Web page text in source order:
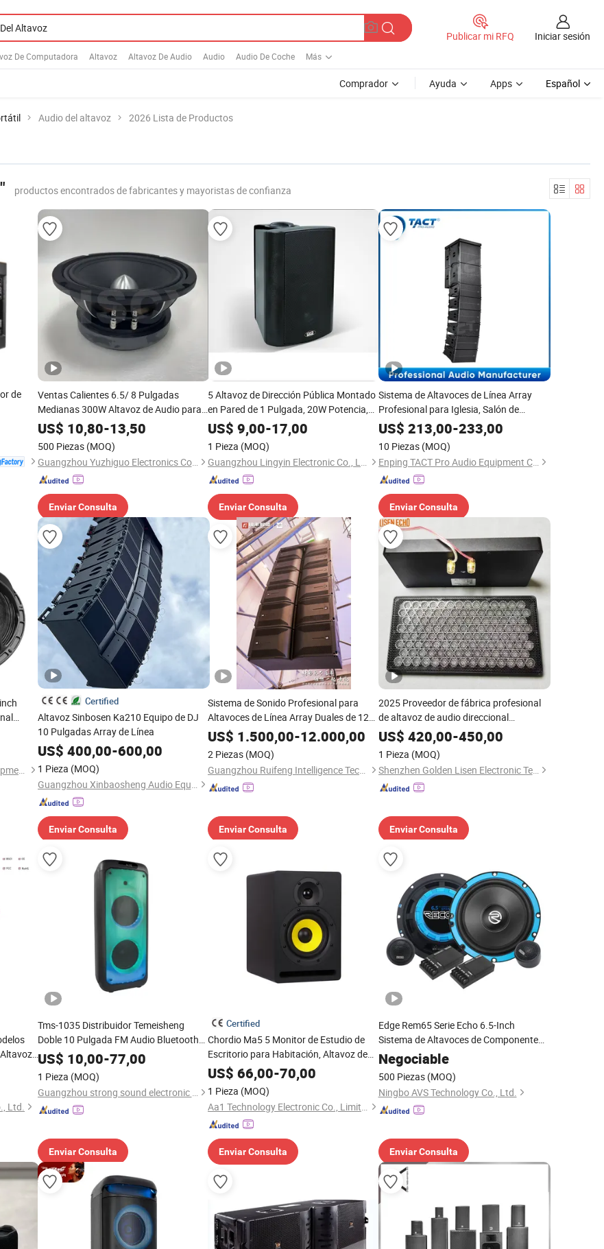
De Computadora Altavoz Altavoz De Audio Audio Audio De Coche Más
Publicar mi RFQ Iniciar sesión
Comprador Ayuda Apps Español
Audio del altavoz 2026 Lista de Productos
productos encontrados de fabricantes y mayoristas de confianza
de
Ventas Calientes 6.5/ 8 Pulgadas
Medianas 300W Altavoz de Audio para
Automóvil Altavoz de Bala de Aluminio
US$ 10,80-13,50
500 Piezas (MOQ)
Guangzhou Yuzhiguo Electronics Co., Ltd.
Enviar Consulta
5 Altavoz de Dirección Pública Montado
en Pared de 1 Pulgada, 20W Potencia,
Ideal para Mayoristas de Audio
Comercial
US$ 9,00-17,00
1 Pieza (MOQ)
Guangzhou Lingyin Electronic Co., Ltd.
Enviar Consulta
Sistema de Altavoces de Línea Array
Profesional para Iglesia, Salón de
Conferencias Tq206
US$ 213,00-233,00
10 Piezas (MOQ)
Enping TACT Pro Audio Equipment Co.,Ltd.
Enviar Consulta
Meirui (Guangdong) Audio Equipment Co., Ltd.
Certified
Altavoz Sinbosen Ka210 Equipo de DJ
10 Pulgadas Array de Línea
US$ 400,00-600,00
1 Pieza (MOQ)
Guangzhou Xinbaosheng Audio Equipment Co., Ltd.
Enviar Consulta
Sistema de Sonido Profesional para
Altavoces de Línea Array Duales de 12
Pulgadas para Uso en Interiores y
Exteriores
US$ 1.500,00-12.000,00
2 Piezas (MOQ)
Guangzhou Ruifeng Intelligence Technology Co., Ltd
Enviar Consulta
2025 Proveedor de fábrica profesional
de altavoz de audio direccional
ultrasónico con sensor infrarrojo para
museos
US$ 420,00-450,00
1 Pieza (MOQ)
Shenzhen Golden Lisen Electronic Tech. Co., Ltd.
Enviar Consulta
Ltd.
Tms-1035 Distribuidor Temeisheng
Doble 10 Pulgada FM Audio Bluetooth
DJ a-Like Altavoz Portátil para Fiesta
US$ 10,00-77,00
1 Pieza (MOQ)
Guangzhou strong sound electronic equipment Co., Ltd
Enviar Consulta
Certified
Chordio Ma5 5 Monitor de Estudio de
Escritorio para Habitación, Altavoz de
Sonido para Audio en Casa
US$ 66,00-70,00
1 Pieza (MOQ)
Aa1 Technology Electronic Co., Limited
Enviar Consulta
Edge Rem65 Serie Echo 6.5-Inch
Sistema de Altavoces de Componente
para Automóvil
Negociable
500 Piezas (MOQ)
Ningbo AVS Technology Co., Ltd.
Enviar Consulta